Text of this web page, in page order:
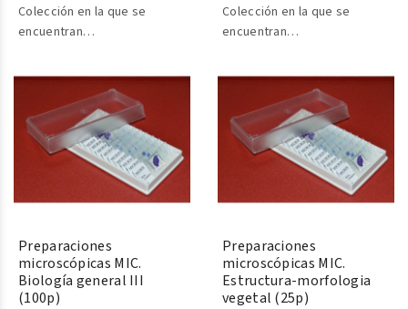
Colección en la que se
encuentran
animal, vegetal y
Colección en la que se
encuentran
animal, vegetal y
Preparaciones
microscópicas MIC.
Biología general III
(100p)
Preparaciones
microscópicas MIC.
Estructura-morfologia
vegetal (25p)